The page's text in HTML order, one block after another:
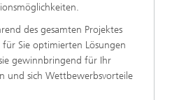
des gesamten Projektes
Sie optimierten Lösungen
gewinnbringend für Ihr
und sich Wettbewerbsvorteile